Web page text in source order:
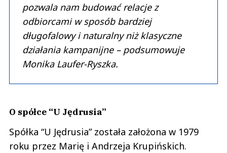
pozwala nam budować relacje z
odbiorcami w sposób bardziej
długofalowy i naturalny niż klasyczne
działania kampanijne – podsumowuje
Monika Laufer-Ryszka.
O spółce “U Jędrusia”
Spółka “U Jędrusia” została założona w 1979
roku przez Marię i Andrzeja Krupińskich.